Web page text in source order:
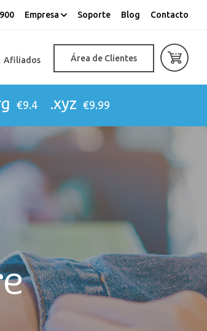
Empresa Soporte Blog Contacto
Afiliados Área de Clientes
€9.4 .xyz €9.99